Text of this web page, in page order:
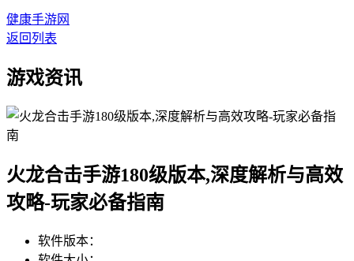
健康手游网
返回列表
游戏资讯
火龙合击手游180级版本,深度解析与高效
攻略-玩家必备指南
软件版本：